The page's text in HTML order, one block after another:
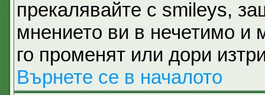
прекалявайте с smileys,
мнението ви в нечетимо и
го променят или дори
Върнете се в началото